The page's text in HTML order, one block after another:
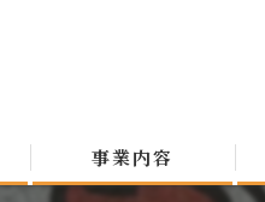
事業内容